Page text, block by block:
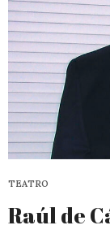
TEATRO
Raúl de